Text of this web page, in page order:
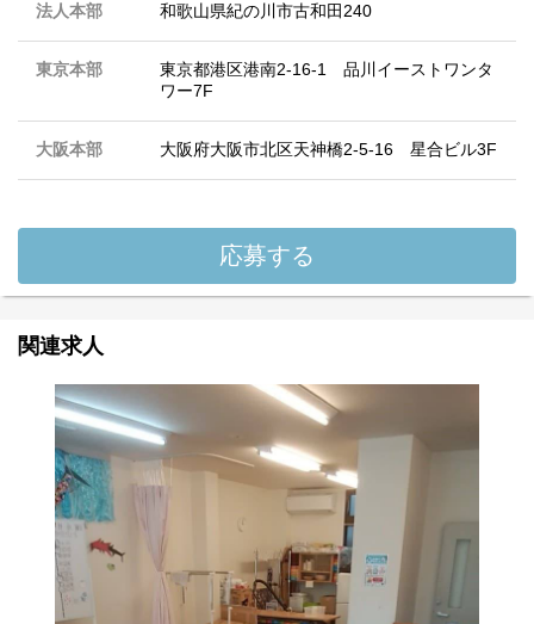
法人本部 和歌山県紀の川市古和田240
東京本部
東京都港区港南2-16-1 品川イーストワンタ
ワー7F
大阪本部 大阪府大阪市北区天神橋2-5-16 星合ビル3F
応募する
関連求人